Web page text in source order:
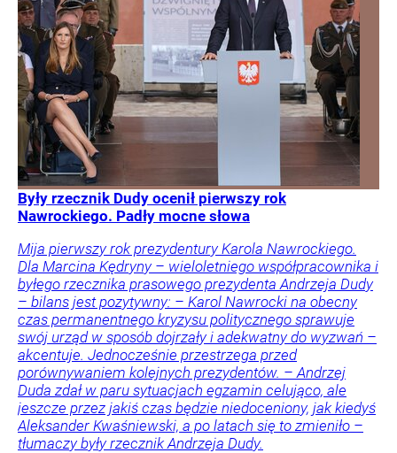
Były rzecznik Dudy ocenił pierwszy rok
Nawrockiego. Padły mocne słowa
Mija pierwszy rok prezydentury Karola Nawrockiego.
Dla Marcina Kędryny – wieloletniego współpracownika i
byłego rzecznika prasowego prezydenta Andrzeja Dudy
– bilans jest pozytywny: – Karol Nawrocki na obecny
czas permanentnego kryzysu politycznego sprawuje
swój urząd w sposób dojrzały i adekwatny do wyzwań –
akcentuje. Jednocześnie przestrzega przed
porównywaniem kolejnych prezydentów. – Andrzej
Duda zdał w paru sytuacjach egzamin celująco, ale
jeszcze przez jakiś czas będzie niedoceniony, jak kiedyś
Aleksander Kwaśniewski, a po latach się to zmieniło –
tłumaczy były rzecznik Andrzeja Dudy.